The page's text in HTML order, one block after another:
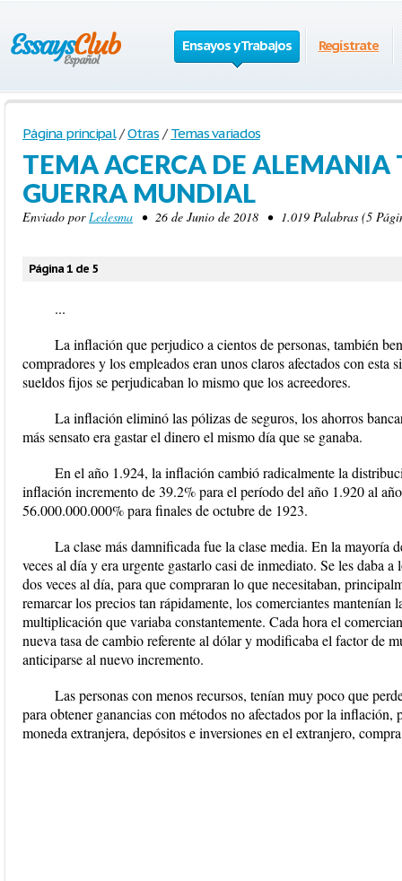
Ensayos y Trabajos Regístrate
Página principal / Otras / Temas variados
TEMA ACERCA DE ALEMANIA
GUERRA MUNDIAL
Enviado porLedesma • 26 de Junio de 2018 • 1.019 Palabras (5
Página 1 de 5
...
La inflación que perjudico a cientos de personas, también
compradores y los empleados eran unos claros afectados con
sueldos fijos se perjudicaban lo mismo que los acreedores.
La inflación eliminó las pólizas de seguros, los ahorros
más sensato era gastar el dinero el mismo día que se ganaba.
En el año 1.924, la inflación cambió radicalmente la
inflación incremento de 39.2% para el período del año 1.920 al
56.000.000.000% para finales de octubre de 1923.
La clase más damnificada fue la clase media. En la mayoría
veces al día y era urgente gastarlo casi de inmediato. Se les daba
dos veces al día, para que compraran lo que necesitaban,
remarcar los precios tan rápidamente, los comerciantes mantenían
multiplicación que variaba constantemente. Cada hora el
nueva tasa de cambio referente al dólar y modificaba el factor de
anticiparse al nuevo incremento.
Las personas con menos recursos, tenían muy poco que
para obtener ganancias con métodos no afectados por la
moneda extranjera, depósitos e inversiones en el extranjero,